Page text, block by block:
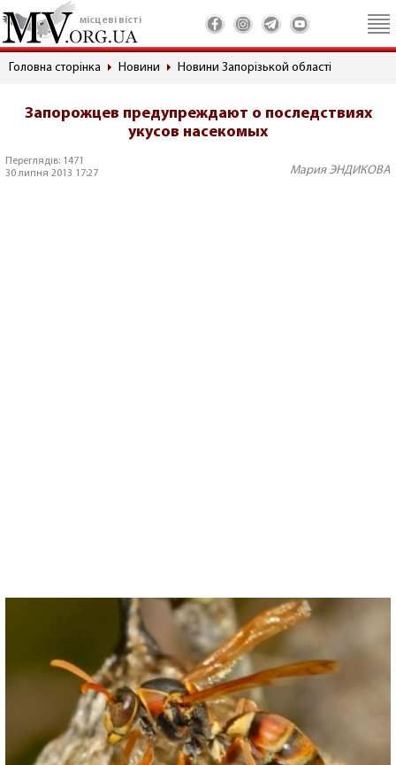
місцеві вісті
Головна сторінка Новини Новини Запорізькой області
Запорожцев предупреждают о последствиях
укусов насекомых
Переглядів: 1471
30 липня 2013 17:27
Мария ЭНДИКОВА